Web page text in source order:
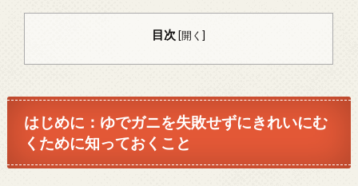
目次 [開く]
はじめに：ゆでガニを失敗せずにきれいにむ
くために知っておくこと